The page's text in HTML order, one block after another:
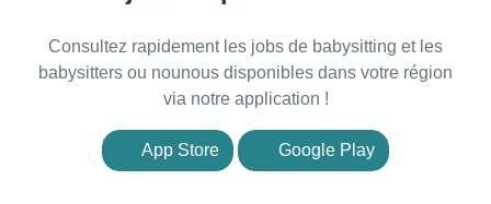
Consultez rapidement les jobs de babysitting et les
babysitters ou nounous disponibles dans votre région
via notre application !
App Store Google Play